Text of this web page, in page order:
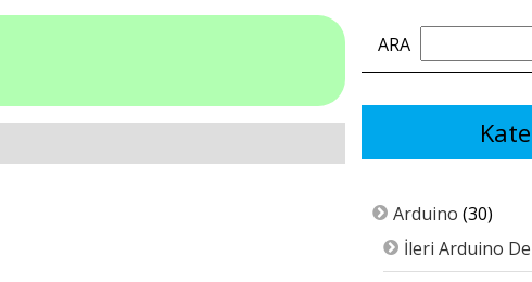
ARA
Arduino (30)
İleri Arduino